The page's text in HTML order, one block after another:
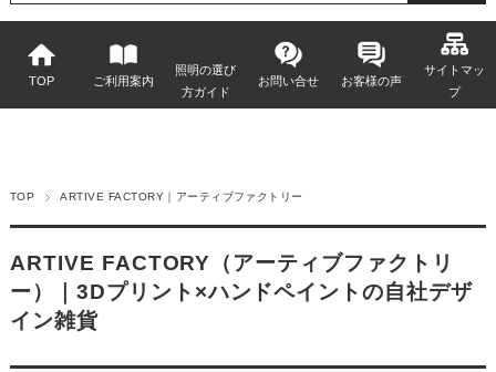
TOP ご利用案内
照明の選び
方ガイド
お問い合せ お客様の声
サイトマッ
プ
TOP ARTIVE FACTORY｜アーティブファクトリー
ARTIVE FACTORY（アーティブファクトリ
ー）｜3Dプリント×ハンドペイントの自社デザ
イン雑貨